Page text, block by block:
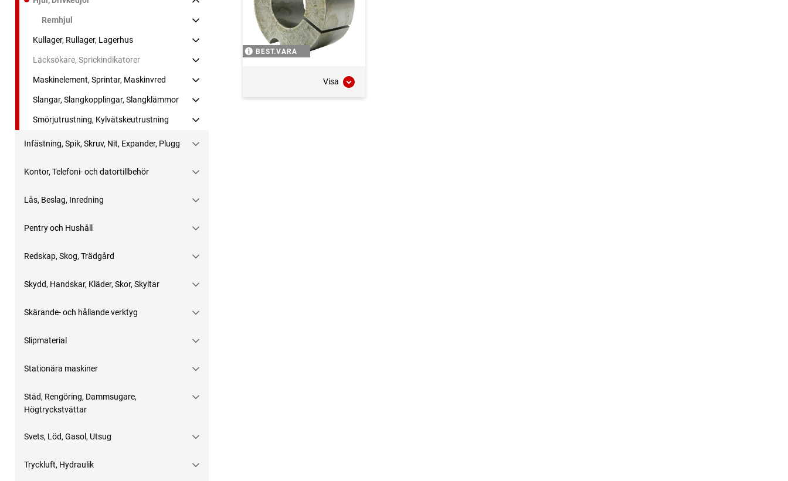
Remhjul
Kullager, Rullager, Lagerhus
Läcksökare, Sprickindikatorer
Maskinelement, Sprintar, Maskinvred
Slangar, Slangkopplingar, Slangklämmor
Smörjutrustning, Kylvätskeutrustning
Infästning, Spik, Skruv, Nit, Expander, Plugg
Kontor, Telefoni- och datortillbehör
Lås, Beslag, Inredning
Pentry och Hushåll
Redskap, Skog, Trädgård
Skydd, Handskar, Kläder, Skor, Skyltar
Skärande- och hållande verktyg
Slipmaterial
Stationära maskiner
Städ, Rengöring, Dammsugare,
Högtryckstvättar
Svets, Löd, Gasol, Utsug
Tryckluft, Hydraulik
BEST.VARA
Visa